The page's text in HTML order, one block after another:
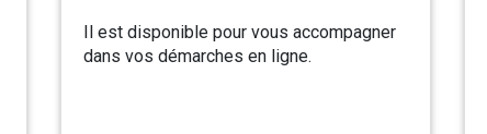
Il est disponible pour vous accompagner
dans vos démarches en ligne.